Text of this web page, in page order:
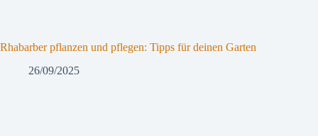
Rhabarber pflanzen und pflegen: Tipps für deinen Garten
26/09/2025